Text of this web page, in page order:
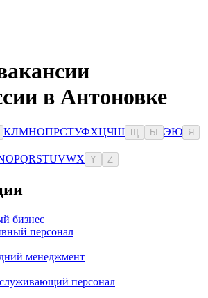
в Антоновке
КЛМНОПРСТУФХЦЧШ Ы ЭЮ Я
OPQRSTUVWX Y Z
бизнес
персонал
менеджмент
персонал